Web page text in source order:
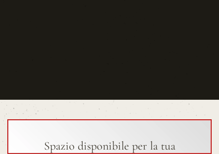
Spazio disponibile per la tua